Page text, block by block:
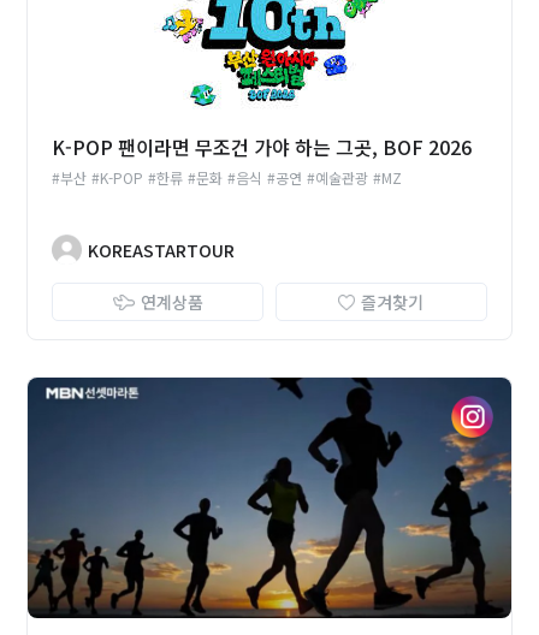
K-POP 팬이라면 무조건 가야 하는 그곳, BOF 2026
#부산 #K-POP #한류 #문화 #음식 #공연 #예술관광 #MZ
KOREASTARTOUR
연계상품 즐겨찾기